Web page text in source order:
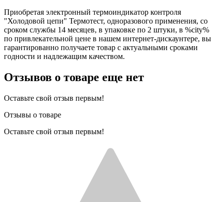
Приобретая электронный термоиндикатор контроля
"Холодовой цепи" Термотест, одноразового применения, со
сроком службы 14 месяцев, в упаковке по 2 штуки, в %city%
по привлекательной цене в нашем интернет-дискаунтере, вы
гарантированно получаете товар с актуальными сроками
годности и надлежащим качеством.
Отзывов о товаре еще нет
Оставьте свой отзыв первым!
Отзывы о товаре
Оставьте свой отзыв первым!